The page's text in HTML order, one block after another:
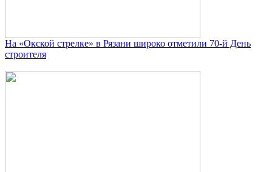
На «Окской стрелке» в Рязани широко отметили 70-й День
строителя